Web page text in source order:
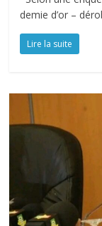
demie d’or –
Lire la suite